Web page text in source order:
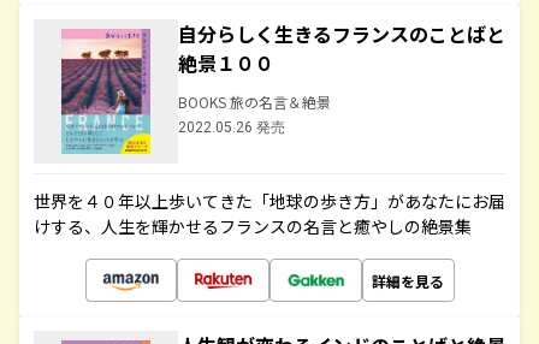
自分らしく生きるフランスのことばと
絶景１００
BOOKS 旅の名言＆絶景
2022.05.26 発売
世界を４０年以上歩いてきた「地球の歩き方」があなたにお届
けする、人生を輝かせるフランスの名言と癒やしの絶景集
詳細を見る